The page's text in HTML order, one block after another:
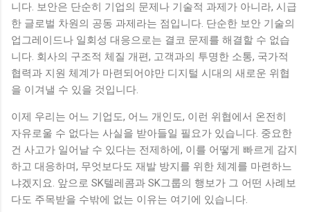
니다. 보안은 단순히 기업의 문제나 기술적 과제가 아니라, 시급
한 글로벌 차원의 공동 과제라는 점입니다. 단순한 보안 기술의
업그레이드나 일회성 대응으로는 결코 문제를 해결할 수 없습
니다. 회사의 구조적 체질 개편, 고객과의 투명한 소통, 국가적
협력과 지원 체계가 마련되어야만 디지털 시대의 새로운 위협
을 이겨낼 수 있을 것입니다.
이제 우리는 어느 기업도, 어느 개인도, 이런 위협에서 온전히
자유로울 수 없다는 사실을 받아들일 필요가 있습니다. 중요한
건 사고가 일어날 수 있다는 전제하에, 이를 어떻게 빠르게 감지
하고 대응하며, 무엇보다도 재발 방지를 위한 체계를 마련하느
냐겠지요. 앞으로 SK텔레콤과 SK그룹의 행보가 그 어떤 사례보
다도 주목받을 수밖에 없는 이유는 여기에 있습니다.